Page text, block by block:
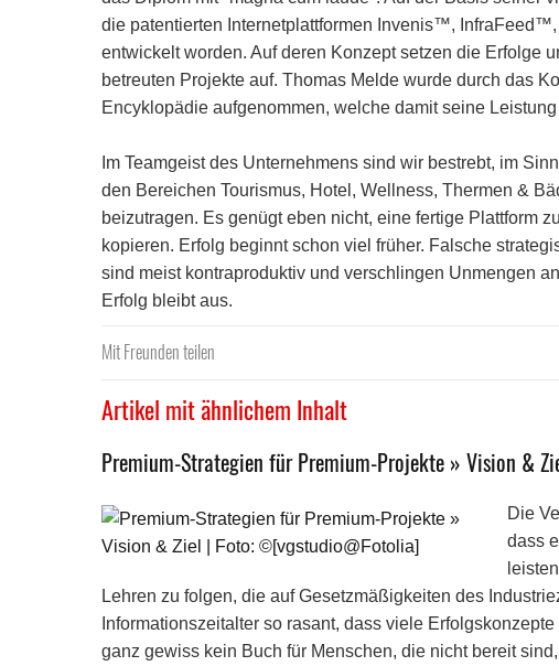
die patentierten Internetplattformen Invenis™,
entwickelt worden. Auf deren Konzept setzen die Erfolge
betreuten Projekte auf. Thomas Melde wurde durch das
Encyklopädie aufgenommen, welche damit seine
Im Teamgeist des Unternehmens sind wir bestrebt, im
den Bereichen Tourismus, Hotel, Wellness, Thermen &
beizutragen. Es genügt eben nicht, eine fertige Plattform
kopieren. Erfolg beginnt schon viel früher. Falsche
sind meist kontraproduktiv und verschlingen Unmengen
Erfolg bleibt aus.
Mit Freunden teilen
Artikel mit ähnlichem Inhalt
Premium-Strategien für Premium-Projekte » Vision &
Die
dass
Lehren zu folgen, die auf Gesetzmäßigkeiten des
Informationszeitalter so rasant, dass viele
ganz gewiss kein Buch für Menschen, die nicht bereit